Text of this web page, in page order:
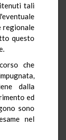
tali
regionale
questo
che
dalla
ed
sono
nel